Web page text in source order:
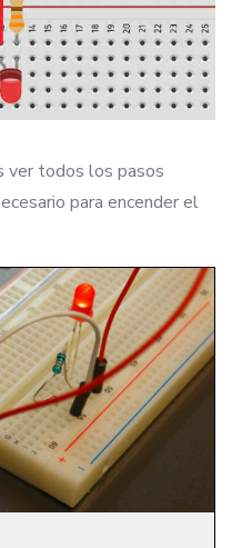
ver todos los pasos
para encender el